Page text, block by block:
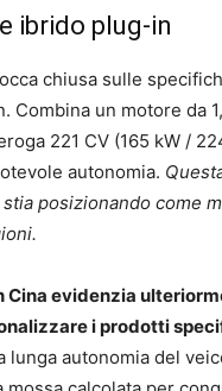
ibrido plug-in
chiusa sulle
un motore da
221 CV (165 kW /
autonomia.
posizionando come
Cina evidenzia
i prodotti
lunga autonomia del